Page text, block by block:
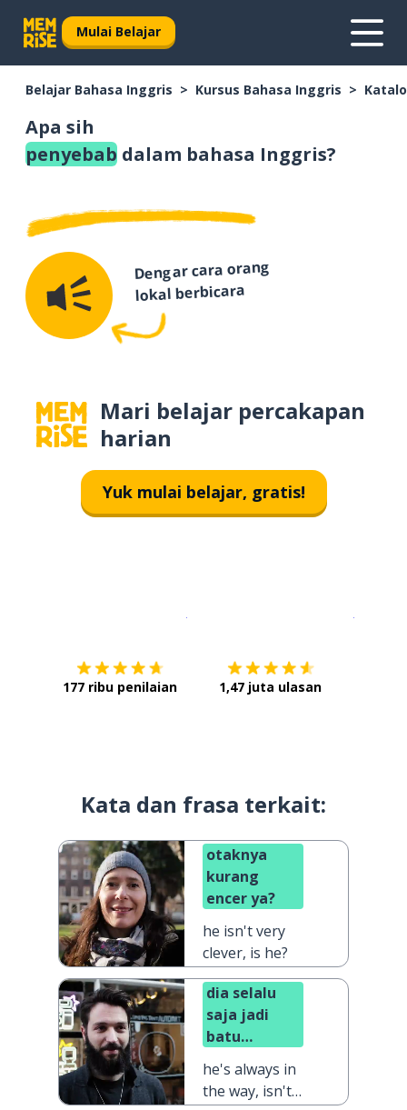
Mulai Belajar
Belajar Bahasa Inggris Kursus Bahasa Inggris
Apa sih
penyebab dalam bahasa Inggris?
Dengar cara orang
lokal berbicara
Mari belajar percakapan
harian
Yuk mulai belajar, gratis!
177 ribu penilaian 1,47 juta ulasan
Kata dan frasa terkait:
otaknya
kurang
encer ya?
he isn't very
clever, is he?
dia selalu
saja jadi
batu
ya?
he's always in
the way, isn't